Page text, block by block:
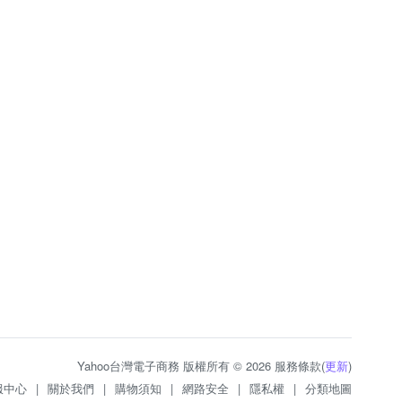
Yahoo台灣電子商務 版權所有 © 2026 服務條款(更新)
中心 | 關於我們 | 購物須知 | 網路安全 | 隱私權 | 分類地圖